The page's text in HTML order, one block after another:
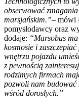
obserwować
marsjańskim.”– mówi
pomysłodawcy oraz
dodaje: “Marsobus
kosmosie i
wnętrzu pojazdu
z pewnością
rodzimych firmach
pozwoli nam budować
wśród dorosłych.”